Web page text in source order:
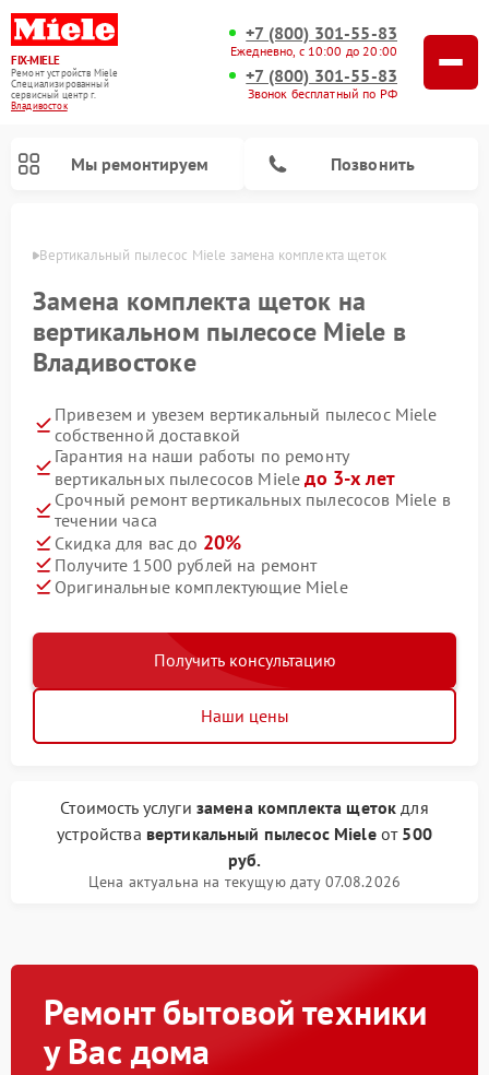
FIX-MIELE
Ремонт устройств Miele
Специализированный
cервисный центр г.
Владивосток
+7 (800) 301-55-83
Ежедневно, с 10:00 до 20:00
+7 (800) 301-55-83
Звонок бесплатный по РФ
Мы ремонтируем Позвонить
Вертикальный пылесос Miele замена комплекта щеток
Замена комплекта щеток на
вертикальном пылесосе Miele в
Владивостоке
Привезем и увезем вертикальный пылесос Miele
собственной доставкой
Гарантия на наши работы по ремонту
вертикальных пылесосов Mieleдо 3-х лет
Срочный ремонт вертикальных пылесосов Miele в
течении часа
Скидка для вас до 20%
Получите 1500 рублей на ремонт
Оригинальные комплектующие Miele
Получить консультацию
Наши цены
Стоимость услуги замена комплекта щеток для
устройства вертикальный пылесос Mieleот 500
руб.
Цена актуальна на текущую дату 07.08.2026
Ремонт бытовой техники
у Вас дома